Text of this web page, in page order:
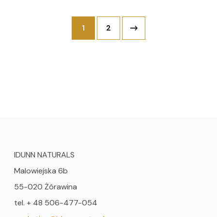
1 2
IDUNN NATURALS
Malowiejska 6b
55-020 Żórawina
tel. + 48 506-477-054